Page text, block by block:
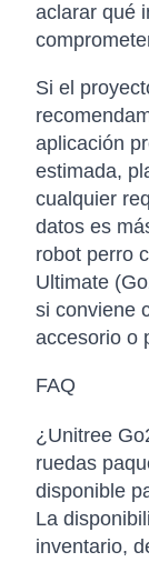
aclarar qué
Si el
aplicación
estimada,
cualquier
datos es
robot perro
Ultimate
si conviene
accesorio o
FAQ
¿Unitree
ruedas
disponible
La
inventario,